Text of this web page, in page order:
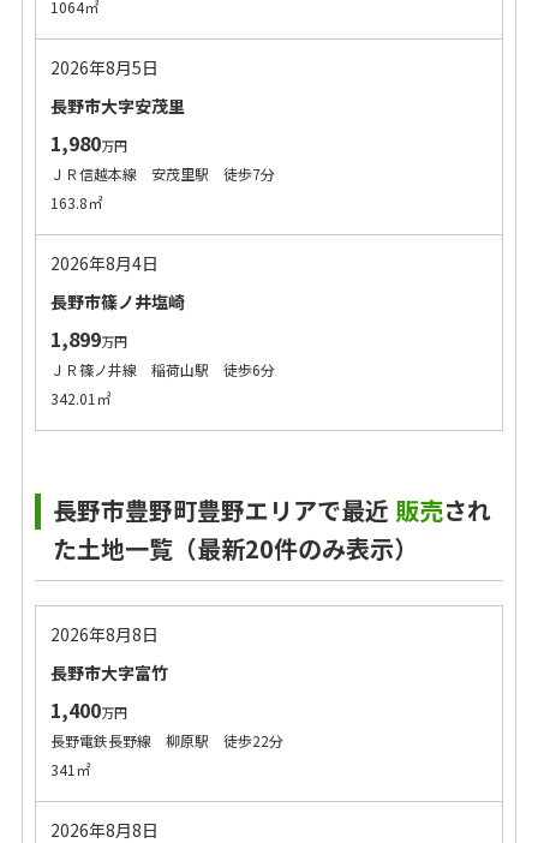
1064㎡
2026年8月5日
長野市大字安茂里
1,980万円
ＪＲ信越本線 安茂里駅 徒歩7分
163.8㎡
2026年8月4日
長野市篠ノ井塩崎
1,899万円
ＪＲ篠ノ井線 稲荷山駅 徒歩6分
342.01㎡
長野市豊野町豊野エリアで最近 販売され
た土地一覧（最新20件のみ表示）
2026年8月8日
長野市大字富竹
1,400万円
長野電鉄長野線 柳原駅 徒歩22分
341㎡
2026年8月8日